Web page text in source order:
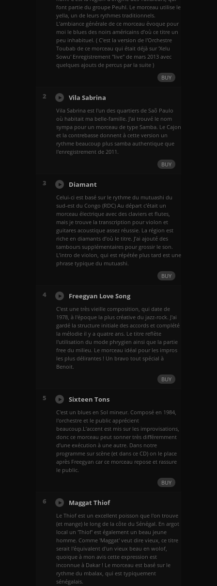
font partie du groupe Peuhl. Le morceau utilise le
yella, un de leurs rythmes traditionnels.
L’ambiance générale de ce morceau évoque pour
moi le blues des noirs américains d’où ce titre un
peu inhabituel. ( C'est la version de l'Orchestre
Toubab de ce morceau qui était déjà sur 'Xelu
Sowu' Enregistrement "live" de mars 2013 avec
quelques ajouts de percus par la suite )
BUY
2 Vila Sabrina
Vila Sabrina est l'un des quartiers de Saõ Paulo
où habitait ma belle-famille. J'ai trouvé le nom
sympa pour un morceau de type Samba. Le Cajon
et la contrebasse donnent à cette version un
rythme beaucoup plus samba authentique que
l'enregistrement de 2011.
BUY
3 Diamant
Celui-ci est basé sur le rythme du mutuashi du
sud-est du Congo (RDC) Au départ c'était un
morceau électrique avec des claviers et flutes,
mais je trouve la transcription pour violon et
guitares acoustique assez réussie. La région est
riche en diamants d’où le titre. J’ai ajouté des
tambours supplémentaires pour grossir le son.
L’intro de violon, qui est répétée plus tard est une
phrase typique du mutuashi.
BUY
4 Freegyan Love Song
C'est une très vieille composition, qui date de
1978, à l'époque la plus créative du jazz-rock. J'ai
gardé la structure initiale des accords et complété
la mélodie il y a quatre ans. Le titre reflète
l'utilisation du mode phrygien ainsi que la partie
free du milieu. Le morceau idéal pour les impros
les plus délirantes ! Un bravo tout spécial à
Benoit.
BUY
5 Sixteen Tons
C'est un blues en Sol mineur. Composé en 1984,
l'orchestre et le public apprécient
beaucoup.L’accent est mis sur les improvisations,
donc ce morceau peut sonner très différemment
d’une exécution à une autre. Dans notre
programme sur scène (et dans ce CD) on le place
après Freegyan car ce morceau repose et rassure
le public.
BUY
6 Maggat Thiof
Le Thiof est un excellent poisson que l'on trouve
(et mange) le long de la côte du Sénégal. En argot
local un 'Thiof' est également un beau jeune
homme. Comme 'Maggat' veut dire vieux, ce titre
serait l'équivalent d'un vieux beau en wolof,
quoique à mon avis cette expression est
inconnue à Dakar ! Le morceau est basé sur le
rythme du mbalax, qui est typiquement
sénégalais.